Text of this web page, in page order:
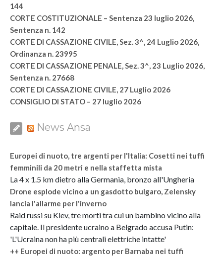
144
CORTE COSTITUZIONALE – Sentenza 23 luglio 2026,
Sentenza n. 142
CORTE DI CASSAZIONE CIVILE, Sez. 3^, 24 Luglio 2026,
Ordinanza n. 23995
CORTE DI CASSAZIONE PENALE, Sez. 3^, 23 Luglio 2026,
Sentenza n. 27668
CORTE DI CASSAZIONE CIVILE, 27 Luglio 2026
CONSIGLIO DI STATO – 27 luglio 2026
News Ansa
Europei di nuoto, tre argenti per l'Italia: Cosetti nei tuffi
femminili da 20 metri e nella staffetta mista
La 4 x 1.5 km dietro alla Germania, bronzo all'Ungheria
Drone esplode vicino a un gasdotto bulgaro, Zelensky
lancia l'allarme per l'inverno
Raid russi su Kiev, tre morti tra cui un bambino vicino alla
capitale. Il presidente ucraino a Belgrado accusa Putin:
'L'Ucraina non ha più centrali elettriche intatte'
++ Europei di nuoto: argento per Barnaba nei tuffi